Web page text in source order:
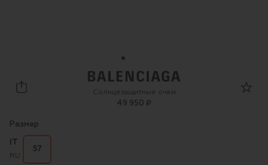
Balenciaga
Солнцезащитные очки
49 950 ₽
Размер
RU
57